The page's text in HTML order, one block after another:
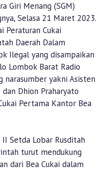
Giri Menang (SGM)
Selasa 21 Maret 2023.
Peraturan Cukai
Daerah Dalam
Ilegal yang disampaikan
Lombok Barat Radio
narasumber yakni Asisten
dan Dhion Praharyato
Pertama Kantor Bea
Setda Lobar Rusditah
turut mendukung
dari Bea Cukai dalam